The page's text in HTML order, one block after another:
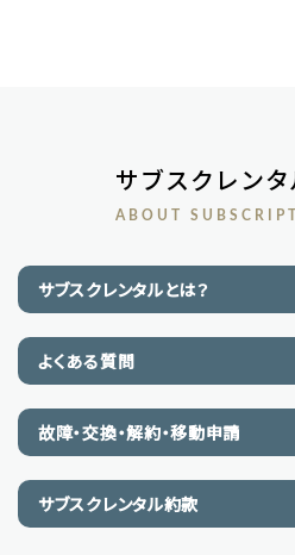
サブスクレン
ABOUT
サブスクレンタルとは？
よくある質問
故障・交換・解約・移動申請
サブスクレンタル約款